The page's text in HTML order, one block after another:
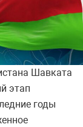
Шавката
этап
годы